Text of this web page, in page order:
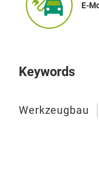
E-
Keywords
Werkzeugbau